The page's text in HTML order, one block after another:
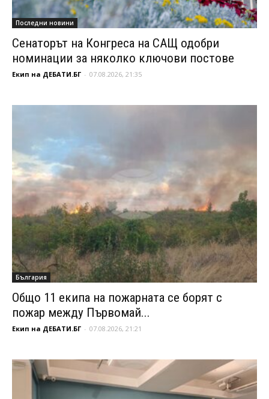
Последни новини
Сенаторът на Конгреса на САЩ одобри
номинации за няколко ключови постове
Екип на ДЕБАТИ.БГ - 07.08.2026, 21:35
България
Общо 11 екипа на пожарната се борят с
пожар между Първомай...
Екип на ДЕБАТИ.БГ - 07.08.2026, 21:21